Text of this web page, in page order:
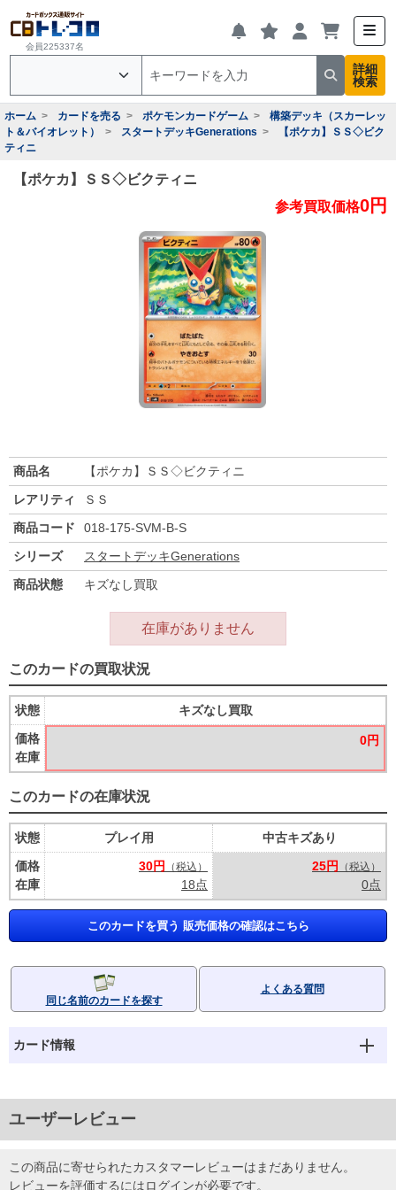
会員225337名
詳細
検索
ホーム カードを売る ポケモンカードゲーム
構築デッキ（スカーレッ
ト＆バイオレット）
スタートデッキGenerations
【ポケカ】ＳＳ◇ビク
ティニ
【ポケカ】ＳＳ◇ビクティニ
参考買取価格0円
商品名
【ポケカ】ＳＳ◇ビクティニ
レアリティ
ＳＳ
商品コード
018-175-SVM-B-S
シリーズ
スタートデッキGenerations
商品状態
キズなし買取
在庫がありません
このカードの買取状況
状態
価格
在庫
キズなし買取
0円
このカードの在庫状況
状態
価格
在庫
プレイ用
30円
（税込）
18点
中古キズあり
25円
（税込）
0点
このカードを買う 販売価格の確認はこちら
同じ名前のカードを探す
よくある質問
カード情報
ユーザーレビュー
この商品に寄せられたカスタマーレビューはまだありません。
レビューを評価するにはログインが必要です。